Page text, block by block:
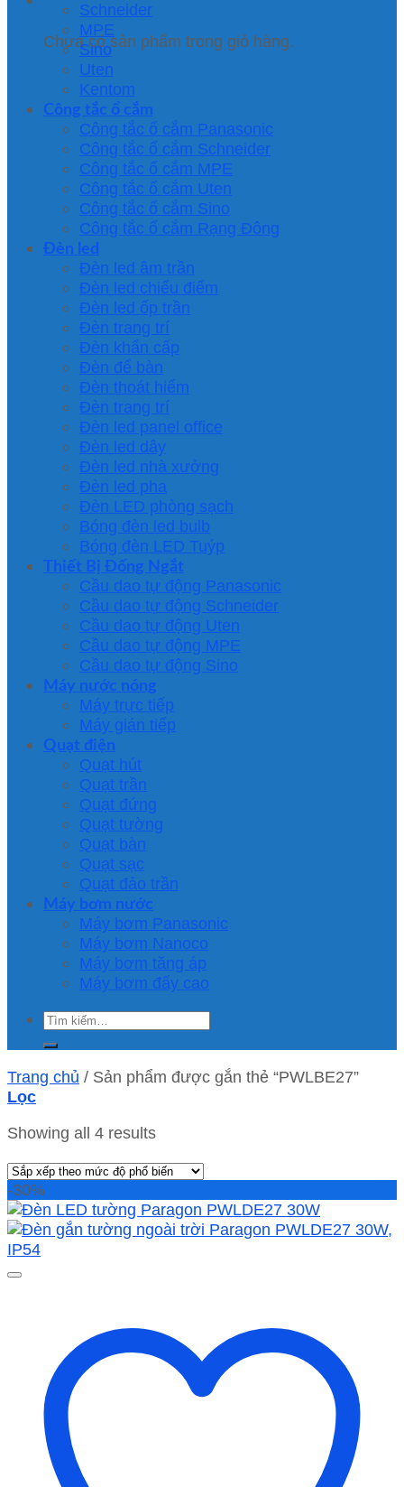
Chưa có sản phẩm trong giỏ hàng.
Schneider
MPE
Sino
Uten
Kentom
Công tắc ổ cắm
Công tắc ổ cắm Panasonic
Công tắc ổ cắm Schneider
Công tắc ổ cắm MPE
Công tắc ổ cắm Uten
Công tắc ổ cắm Sino
Công tắc ổ cắm Rạng Đông
Đèn led
Đèn led âm trần
Đèn led chiếu điểm
Đèn led ốp trần
Đèn trang trí
Đèn khẩn cấp
Đèn để bàn
Đèn thoát hiểm
Đèn trang trí
Đèn led panel office
Đèn led dây
Đèn led nhà xưởng
Đèn led pha
Đèn LED phòng sạch
Bóng đèn led bulb
Bóng đèn LED Tuýp
Thiết Bị Đống Ngắt
Cầu dao tự động Panasonic
Cầu dao tự động Schneider
Cầu dao tự động Uten
Cầu dao tự động MPE
Cầu dao tự động Sino
Máy nước nóng
Máy trực tiếp
Máy gián tiếp
Quạt điện
Quạt hút
Quạt trần
Quạt đứng
Quạt tường
Quạt bàn
Quạt sạc
Quạt đảo trần
Máy bơm nước
Máy bơm Panasonic
Máy bơm Nanoco
Máy bơm tăng áp
Máy bơm đẩy cao
Tìm
kiếm:
Trang chủ / Sản phẩm được gắn thẻ “PWLBE27”
Lọc
Showing all 4 results
-30%